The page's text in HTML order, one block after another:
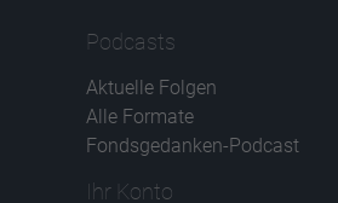
Podcasts
Aktuelle Folgen
Alle Formate
Fondsgedanken-Podcast
Ihr Konto